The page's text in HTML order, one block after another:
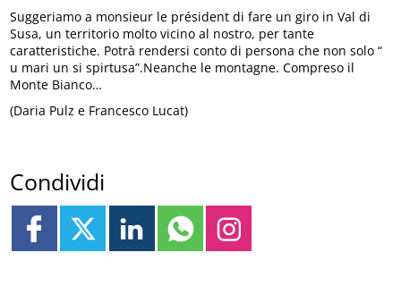
Suggeriamo a monsieur le président di fare un giro in Val di
Susa, un territorio molto vicino al nostro, per tante
caratteristiche. Potrà rendersi conto di persona che non solo “
u mari un si spirtusa”.Neanche le montagne. Compreso il
Monte Bianco…
(Daria Pulz e Francesco Lucat)
Condividi